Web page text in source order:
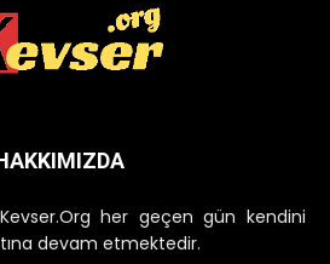
her geçen gün kendini
devam etmektedir.